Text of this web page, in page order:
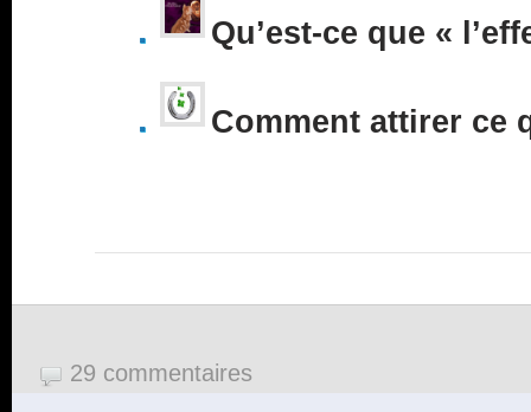
Qu’est-ce que «
Comment attirer ce
29 commentaires